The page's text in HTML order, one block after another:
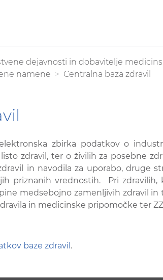
dejavnosti in dobavitelje
namene
Centralna baza zdravil
zbirka podatkov o
zdravil, ter o živilih za posebne
in navodila za uporabo, druge
priznanih vrednostih. Pri
medsebojno zamenljivih zdravil
in medicinske pripomočke ter
baze zdravil .